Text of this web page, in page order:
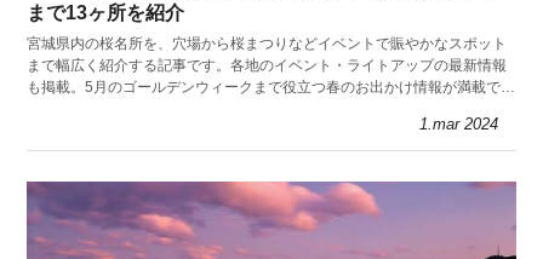
まで13ヶ所を紹介
宮城県内の桜名所を、穴場から桜まつりなどイベントで賑やかなスポット
まで幅広く紹介する記事です。各地のイベント・ライトアップの最新情報
も掲載。5月のゴールデンウィークまで役立つ春のお出かけ情報が満載で
1.mar 2024